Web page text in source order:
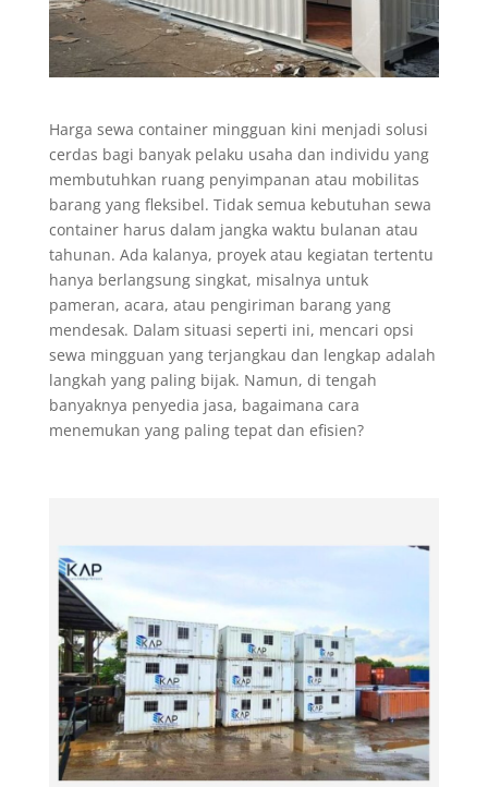
Harga sewa container mingguan kini menjadi solusi
cerdas bagi banyak pelaku usaha dan individu yang
membutuhkan ruang penyimpanan atau mobilitas
barang yang fleksibel. Tidak semua kebutuhan sewa
container harus dalam jangka waktu bulanan atau
tahunan. Ada kalanya, proyek atau kegiatan tertentu
hanya berlangsung singkat, misalnya untuk
pameran, acara, atau pengiriman barang yang
mendesak. Dalam situasi seperti ini, mencari opsi
sewa mingguan yang terjangkau dan lengkap adalah
langkah yang paling bijak. Namun, di tengah
banyaknya penyedia jasa, bagaimana cara
menemukan yang paling tepat dan efisien?